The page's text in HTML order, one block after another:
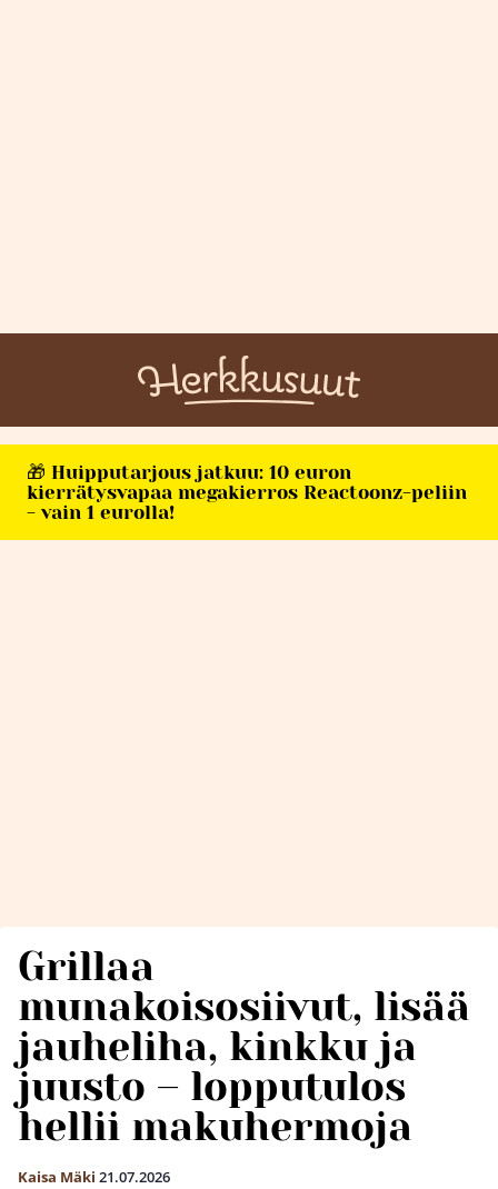
🎁 Huipputarjous jatkuu: 10 euron
kierrätysvapaa megakierros Reactoonz-peliin
- vain 1 eurolla!
Grillaa
munakoisosiivut, lisää
jauheliha, kinkku ja
juusto – lopputulos
hellii makuhermoja
Kaisa Mäki 21.07.2026